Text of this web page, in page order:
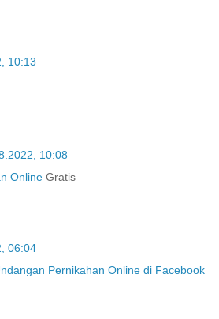
10:13
10:08
Online Gratis
06:04
Pernikahan Online di Facebook